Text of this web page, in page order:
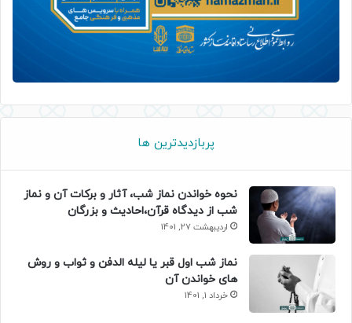
پربازدیدترین ها
نحوه خواندن نماز شب، آثار و برکات آن و نماز
شب از دیدگاه قرآن،احادیث و بزرگان
اردیبهشت 27, 1401
نماز شب اول قبر یا لیله الدفن و ثواب و روش
های خواندن آن
خرداد 1, 1401